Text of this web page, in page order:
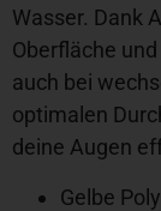
Wasser. Dank
Oberfläche
auch bei
optimalen
deine Augen
Gelbe